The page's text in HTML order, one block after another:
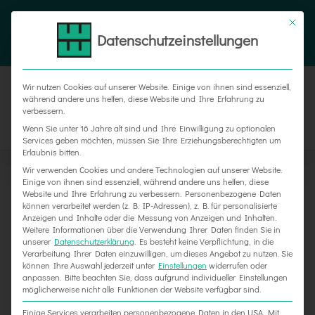
Zum
FacebookInstagram
Xing
Zeige
grösseres
Bild
Datenschutzeinstellungen
Wir nutzen Cookies auf unserer Website. Einige von ihnen sind essenziell,
während andere uns helfen, diese Website und Ihre Erfahrung zu
verbessern.
Wenn Sie unter 16 Jahre alt sind und Ihre Einwilligung zu optionalen
Services geben möchten, müssen Sie Ihre Erziehungsberechtigten um
Erlaubnis bitten.
Wir verwenden Cookies und andere Technologien auf unserer Website.
Einige von ihnen sind essenziell, während andere uns helfen, diese
Website und Ihre Erfahrung zu verbessern. Personenbezogene Daten
können verarbeitet werden (z. B. IP-Adressen), z. B. für personalisierte
Anzeigen und Inhalte oder die Messung von Anzeigen und Inhalten.
Weitere Informationen über die Verwendung Ihrer Daten finden Sie in
unserer Datenschutzerklärung Es besteht keine Verpflichtung, in die
Verarbeitung Ihrer Daten einzuwilligen, um dieses Angebot zu nutzen. Sie
können Ihre Auswahl jederzeit unter Einstellungen widerrufen oder
anpassen. Bitte beachten Sie, dass aufgrund individueller Einstellungen
möglicherweise nicht alle Funktionen der Website verfügbar sind.
Einige Services verarbeiten personenbezogene Daten in den USA. Mit